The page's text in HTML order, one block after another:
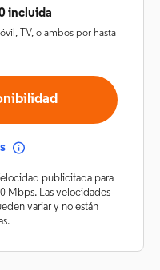
incluida
TV, o ambos por hasta
publicitada para
Mbps. Las velocidades
variar y no están